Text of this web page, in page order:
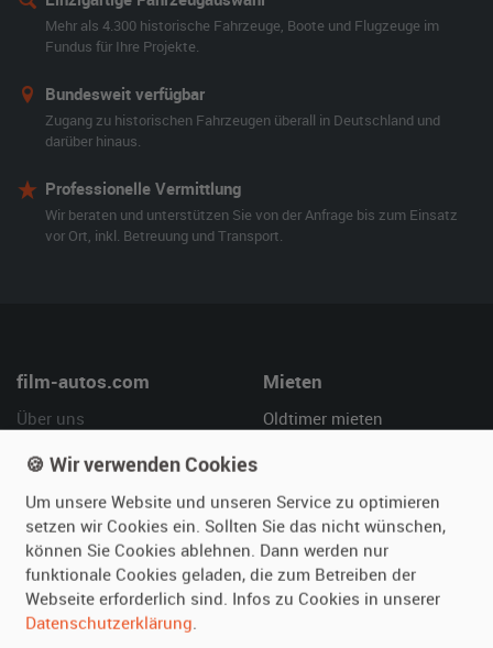
Mehr als 4.300 historische Fahrzeuge, Boote und Flugzeuge im
Fundus für Ihre Projekte.
Bundesweit verfügbar
Zugang zu historischen Fahrzeugen überall in Deutschland und
darüber hinaus.
Professionelle Vermittlung
Wir beraten und unterstützen Sie von der Anfrage bis zum Einsatz
vor Ort, inkl. Betreuung und Transport.
film-autos.com
Über uns
Kundenmeinungen
Mieten
Oldtimer mieten
Service
Vermieten
Oldtimer anmelden
Fotos senden
Hilfe
Häufige Fragen (FAQ)
🍪 Wir verwenden Cookies
Um unsere Website und unseren Service zu optimieren
setzen wir Cookies ein. Sollten Sie das nicht wünschen,
können Sie Cookies ablehnen. Dann werden nur
funktionale Cookies geladen, die zum Betreiben der
Webseite erforderlich sind. Infos zu Cookies in unserer
Datenschutzerklärung.